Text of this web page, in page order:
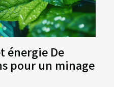
énergie De
pour un minage